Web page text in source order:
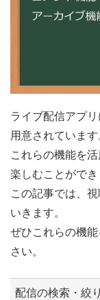
ライブ配信アプ
用意されています
これらの機能を
楽しむことができ
この記事では、
いきます。
ぜひこれらの機
さい。
配信の検索・絞